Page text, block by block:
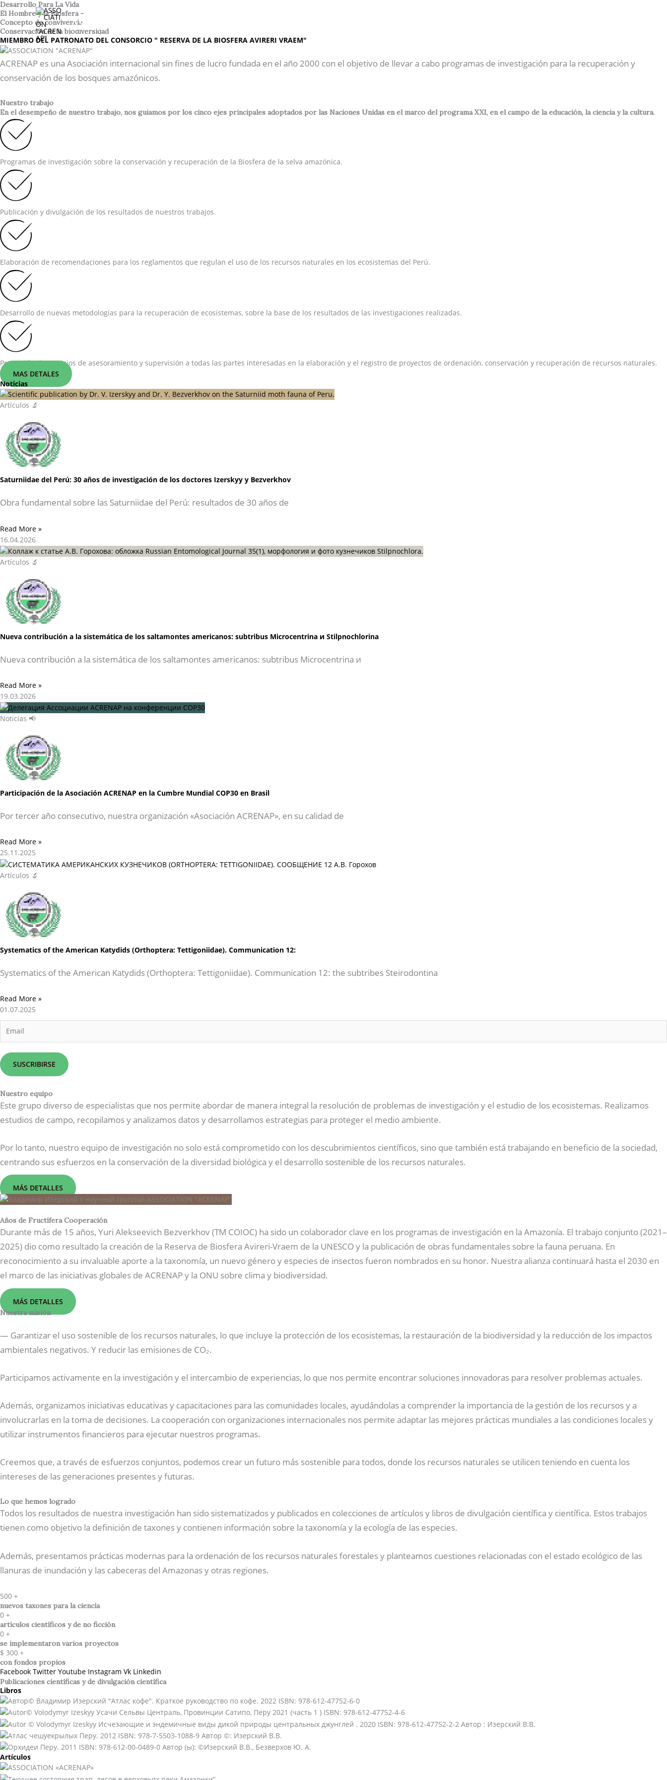
Ir
al
contenido
ASSOCIATION "ACRENAP"
Desarrollo Para La Vida
El Hombre y la Biosfera -
Concepto de convivencia
Conservación de la biodiversidad
MIEMBRO DEL PATRONATO DEL CONSORCIO " RESERVA DE LA BIOSFERA AVIRERI VRAEM"
ACRENAP es una Asociación internacional sin fines de lucro fundada en el año 2000 con el objetivo de llevar a cabo programas de investigación para la recuperación y
conservación de los bosques amazónicos.
Nuestro trabajo
En el desempeño de nuestro trabajo, nos guiamos por los cinco ejes principales adoptados por las Naciones Unidas en el marco del programa XXI, en el campo de la educación, la ciencia y la cultura.
Programas de investigación sobre la conservación y recuperación de la Biosfera de la selva amazónica.
Publicación y divulgación de los resultados de nuestros trabajos.
Elaboración de recomendaciones para los reglamentos que regulan el uso de los recursos naturales en los ecosistemas del Perú.
Desarrollo de nuevas metodologías para la recuperación de ecosistemas, sobre la base de los resultados de las investigaciones realizadas.
Prestación de servicios de asesoramiento y supervisión a todas las partes interesadas en la elaboración y el registro de proyectos de ordenación, conservación y recuperación de recursos naturales.
MAS DETALES
Noticias
Artículos 🔬
Saturniidae del Perú: 30 años de investigación de los doctores Izerskyy y Bezverkhov
Obra fundamental sobre las Saturniidae del Perú: resultados de 30 años de
Read More »
16.04.2026
Artículos 🔬
Nueva contribución a la sistemática de los saltamontes americanos: subtribus Microcentrina и Stilpnochlorina
Nueva contribución a la sistemática de los saltamontes americanos: subtribus Microcentrina и
Read More »
19.03.2026
Noticias 📢
Participación de la Asociación ACRENAP en la Cumbre Mundial COP30 en Brasil
Por tercer año consecutivo, nuestra organización «Asociación ACRENAP», en su calidad de
Read More »
25.11.2025
Artículos 🔬
Systematics of the American Katydids (Orthoptera: Tettigoniidae). Communication 12:
Systematics of the American Katydids (Orthoptera: Tettigoniidae). Communication 12: the subtribes Steirodontina
Read More »
01.07.2025
i
l
SUSCRIBIRSE
Nuestro equipo
Este grupo diverso de especialistas que nos permite abordar de manera integral la resolución de problemas de investigación y el estudio de los ecosistemas. Realizamos
estudios de campo, recopilamos y analizamos datos y desarrollamos estrategias para proteger el medio ambiente.
Por lo tanto, nuestro equipo de investigación no solo está comprometido con los descubrimientos científicos, sino que también está trabajando en beneficio de la sociedad,
centrando sus esfuerzos en la conservación de la diversidad biológica y el desarrollo sostenible de los recursos naturales.
MÁS DETALLES
Años de Fructífera Cooperación
Durante más de 15 años, Yuri Alekseevich Bezverkhov (TM COIOC) ha sido un colaborador clave en los programas de investigación en la Amazonía. El trabajo conjunto (2021–
2025) dio como resultado la creación de la Reserva de Biosfera Avireri-Vraem de la UNESCO y la publicación de obras fundamentales sobre la fauna peruana. En
reconocimiento a su invaluable aporte a la taxonomía, un nuevo género y especies de insectos fueron nombrados en su honor. Nuestra alianza continuará hasta el 2030 en
el marco de las iniciativas globales de ACRENAP y la ONU sobre clima y biodiversidad.
MÁS DETALLES
Nuestra misión
— Garantizar el uso sostenible de los recursos naturales, lo que incluye la protección de los ecosistemas, la restauración de la biodiversidad y la reducción de los impactos
ambientales negativos. Y reducir las emisiones de CO₂.
Participamos activamente en la investigación y el intercambio de experiencias, lo que nos permite encontrar soluciones innovadoras para resolver problemas actuales.
Además, organizamos iniciativas educativas y capacitaciones para las comunidades locales, ayudándolas a comprender la importancia de la gestión de los recursos y a
involucrarlas en la toma de decisiones. La cooperación con organizaciones internacionales nos permite adaptar las mejores prácticas mundiales a las condiciones locales y
utilizar instrumentos financieros para ejecutar nuestros programas.
Creemos que, a través de esfuerzos conjuntos, podemos crear un futuro más sostenible para todos, donde los recursos naturales se utilicen teniendo en cuenta los
intereses de las generaciones presentes y futuras.
Lo que hemos logrado
Todos los resultados de nuestra investigación han sido sistematizados y publicados en colecciones de artículos y libros de divulgación científica y científica. Estos trabajos
tienen como objetivo la definición de taxones y contienen información sobre la taxonomía y la ecología de las especies.
Además, presentamos prácticas modernas para la ordenación de los recursos naturales forestales y planteamos cuestiones relacionadas con el estado ecológico de las
llanuras de inundación y las cabeceras del Amazonas y otras regiones.
500 +
nuevos taxones para la ciencia
0 +
artículos científicos y de no ficción
0 +
se implementaron varios proyectos
$ 300 +
con fondos propios
Facebook Twitter Youtube Instagram Vk Linkedin
Publicaciones científicas y de divulgación científica​
Libros
Artículos